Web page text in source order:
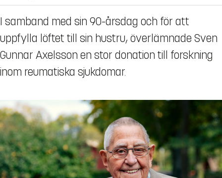
I samband med sin 90-årsdag och för att
uppfylla löftet till sin hustru, överlämnade Sven
Gunnar Axelsson en stor donation till forskning
inom reumatiska sjukdomar.